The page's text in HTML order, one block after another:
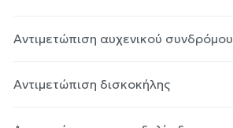
Αντιμετώπιση αυχενικού συνδρόμου
Αντιμετώπιση δισκοκήλης